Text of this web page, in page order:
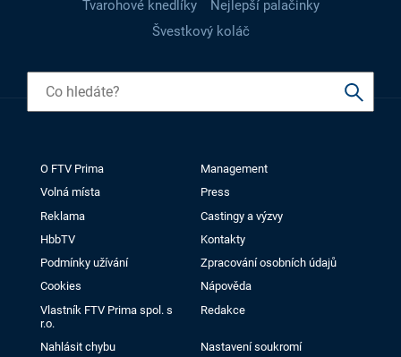
Tvarohové knedlíky
Nejlepší palačinky
Švestkový koláč
O FTV Prima
Management
Volná místa
Press
Reklama
Castingy a výzvy
HbbTV
Kontakty
Podmínky užívání
Zpracování osobních údajů
Cookies
Nápověda
Vlastník FTV Prima spol. s
r.o.
Redakce
Nahlásit chybu Nastavení soukromí